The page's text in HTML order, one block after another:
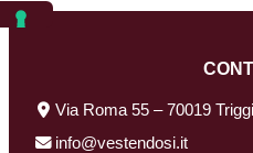
Via Roma 55 – 70019
info@vestendosi.it